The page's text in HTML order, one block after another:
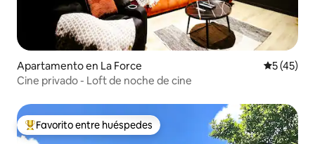
Apartamento en La Force
5 (45)
Cine privado - Loft de noche de cine
Favorito entre huéspedes preferido
Favorito entre huéspedes